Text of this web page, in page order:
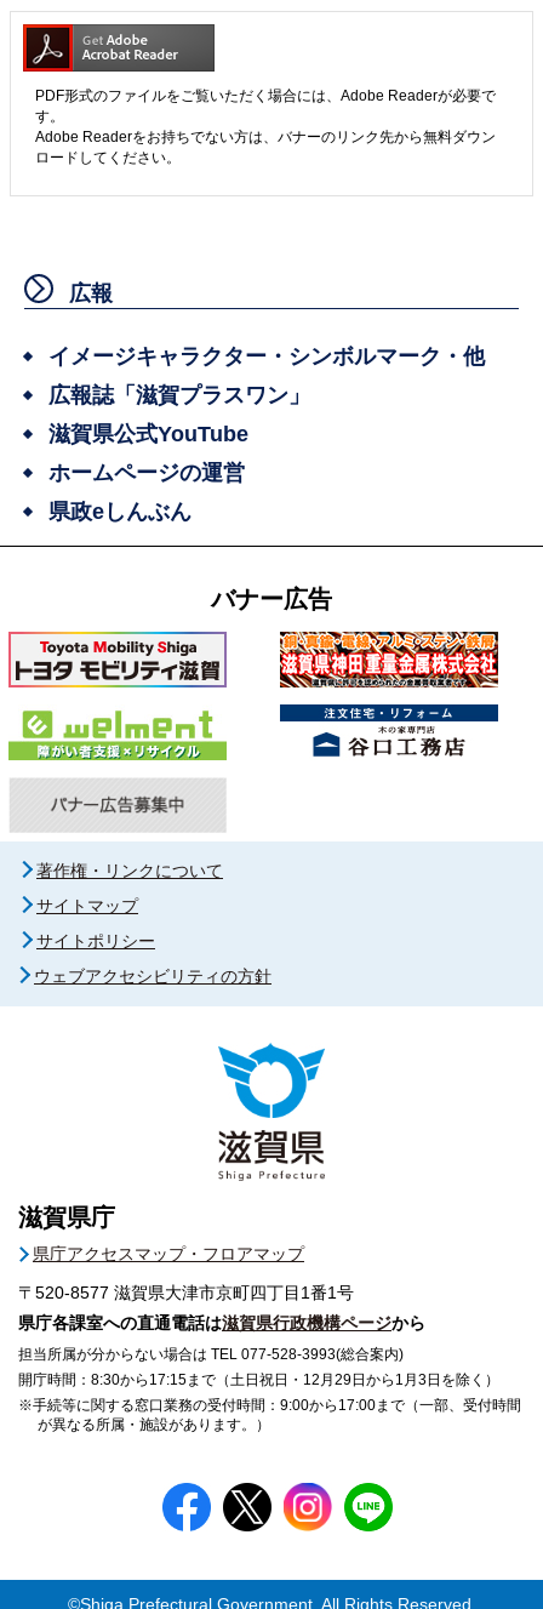
PDF形式のファイルをご覧いただく場合には、Adobe Readerが必要で
す。
Adobe Readerをお持ちでない方は、バナーのリンク先から無料ダウン
ロードしてください。
広報
イメージキャラクター・シンボルマーク・他
広報誌「滋賀プラスワン」
滋賀県公式YouTube
ホームページの運営
県政eしんぶん
バナー広告
著作権・リンクについて
サイトマップ
サイトポリシー
ウェブアクセシビリティの方針
滋賀県庁
県庁アクセスマップ・フロアマップ
〒520-8577 滋賀県大津市京町四丁目1番1号
県庁各課室への直通電話は滋賀県行政機構ページから
担当所属が分からない場合は TEL 077-528-3993(総合案内)
開庁時間：8:30から17:15まで（土日祝日・12月29日から1月3日を除く）
※手続等に関する窓口業務の受付時間：9:00から17:00まで（一部、受付時間
が異なる所属・施設があります。）
©Shiga Prefectural Government. All Rights Reserved.